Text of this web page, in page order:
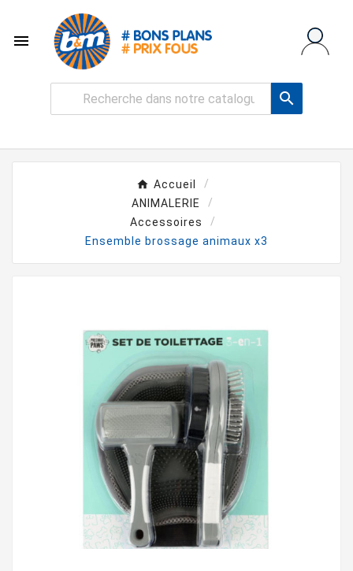


Accueil
ANIMALERIE
Accessoires
Ensemble brossage animaux x3